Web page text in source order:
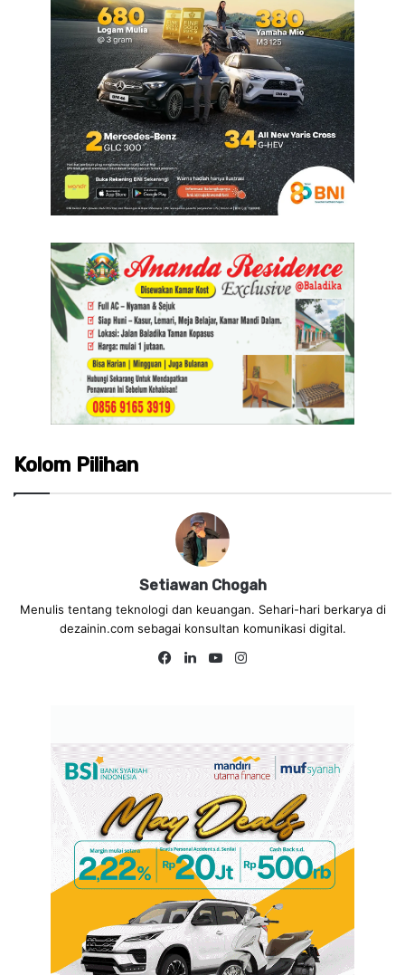
Kolom Pilihan
Setiawan Chogah
Menulis tentang teknologi dan keuangan. Sehari-hari berkarya di
dezainin.com sebagai konsultan komunikasi digital.
Fa
Lin
Yo